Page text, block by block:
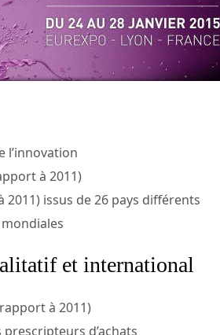
l’innovation
à 2011)
2011) issus de 26 pays différents
et international
à 2011)
d’achats